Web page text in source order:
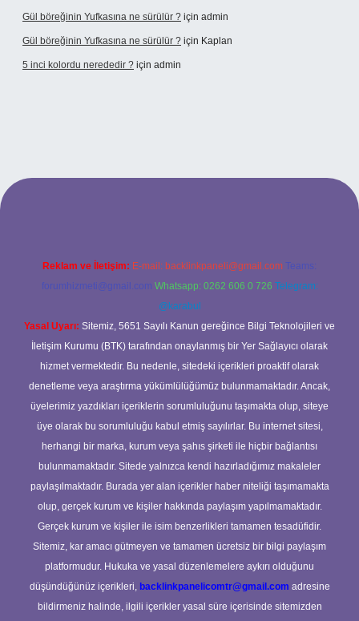
Gül böreğinin Yufkasına ne sürülür ? için admin
Gül böreğinin Yufkasına ne sürülür ? için Kaplan
5 inci kolordu nerededir ? için admin
Reklam ve İletişim: E-mail: backlinkpaneli@gmail.com Teams:
forumhizmeti@gmail.com Whatsapp: 0262 606 0 726 Telegram:
@karabul
Yasal Uyarı: Sitemiz, 5651 Sayılı Kanun gereğince Bilgi Teknolojileri ve
İletişim Kurumu (BTK) tarafından onaylanmış bir Yer Sağlayıcı olarak
hizmet vermektedir. Bu nedenle, sitedeki içerikleri proaktif olarak
denetleme veya araştırma yükümlülüğümüz bulunmamaktadır. Ancak,
üyelerimiz yazdıkları içeriklerin sorumluluğunu taşımakta olup, siteye
üye olarak bu sorumluluğu kabul etmiş sayılırlar. Bu internet sitesi,
herhangi bir marka, kurum veya şahıs şirketi ile hiçbir bağlantısı
bulunmamaktadır. Sitede yalnızca kendi hazırladığımız makaleler
paylaşılmaktadır. Burada yer alan içerikler haber niteliği taşımamakta
olup, gerçek kurum ve kişiler hakkında paylaşım yapılmamaktadır.
Gerçek kurum ve kişiler ile isim benzerlikleri tamamen tesadüfidir.
Sitemiz, kar amacı gütmeyen ve tamamen ücretsiz bir bilgi paylaşım
platformudur. Hukuka ve yasal düzenlemelere aykırı olduğunu
düşündüğünüz içerikleri, backlinkpanelicomtr@gmail.com adresine
bildirmeniz halinde, ilgili içerikler yasal süre içerisinde sitemizden